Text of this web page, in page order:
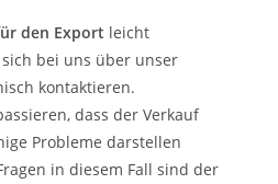
den Export leicht
bei uns über unser
kontaktieren.
dass der Verkauf
Probleme darstellen
in diesem Fall sind der